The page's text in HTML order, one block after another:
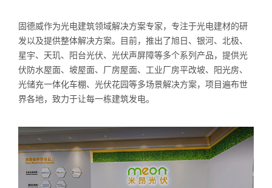
固德威作为光电建筑领域解决方案专家，专注于光电建材的研
发以及提供整体解决方案。目前，推出了旭日、银河、北极、
星宇、天玑、阳台光伏、光伏声屏障等多个系列产品，提供光
伏防水屋面、坡屋面、厂房屋面、工业厂房平改坡、阳光房、
光储充一体化车棚、光伏花园等多场景解决方案，项目遍布世
界各地，致力于让每一栋建筑发电。